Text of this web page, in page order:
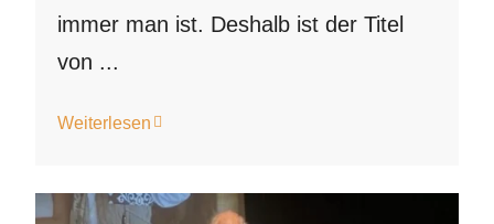
immer man ist. Deshalb ist der Titel
von ...
Weiterlesen